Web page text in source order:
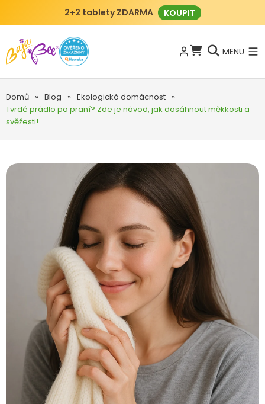
2+2 tablety ZDARMA KOUPIT
MENU
Domů » Blog » Ekologická domácnost »
Tvrdé prádlo po praní? Zde je návod, jak dosáhnout měkkosti a
svěžesti!